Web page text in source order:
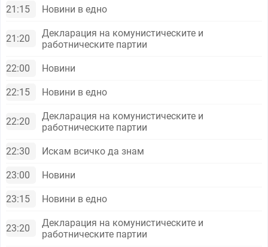
21:15 Новини в едно
21:20
Декларация на комунистическите и
работническите партии
22:00 Новини
22:15 Новини в едно
22:20
Декларация на комунистическите и
работническите партии
22:30 Искам всичко да знам
23:00 Новини
23:15 Новини в едно
23:20
Декларация на комунистическите и
работническите партии